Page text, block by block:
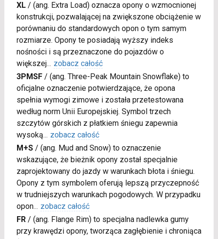
XL/ (ang. Extra Load) oznacza opony o wzmocnionej
konstrukcji, pozwalającej na zwiększone obciążenie w
porównaniu do standardowych opon o tym samym
rozmiarze. Opony te posiadają wyższy indeks
nośności i są przeznaczone do pojazdów o
większej... zobacz całość
3PMSF/ (ang. Three-Peak Mountain Snowflake) to
oficjalne oznaczenie potwierdzające, że opona
spełnia wymogi zimowe i została przetestowana
według norm Unii Europejskiej. Symbol trzech
szczytów górskich z płatkiem śniegu zapewnia
wysoką... zobacz całość
M+S/ (ang. Mud and Snow) to oznaczenie
wskazujące, że bieżnik opony został specjalnie
zaprojektowany do jazdy w warunkach błota i śniegu.
Opony z tym symbolem oferują lepszą przyczepność
w trudniejszych warunkach pogodowych. W przypadku
opon... zobacz całość
FR/ (ang. Flange Rim) to specjalna nadlewka gumy
przy krawędzi opony, tworząca zagłębienie i chroniąca